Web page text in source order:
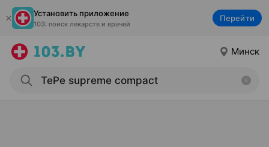
Установить приложение
103: поиск лекарств и врачей
Перейти
Минск